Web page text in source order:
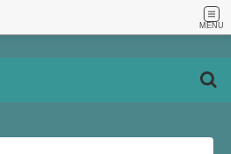
MENU